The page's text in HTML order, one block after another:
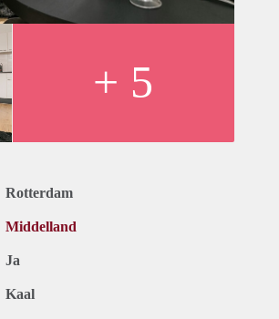
equipment and servicecosts.
there can be increase.
+ 5
Rotterdam
Middelland
Ja
Kaal